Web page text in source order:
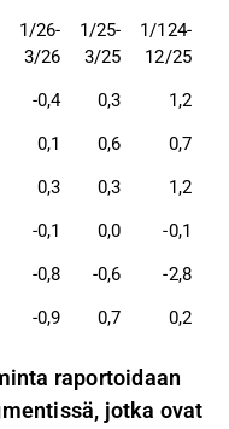
1/26-
3/26
1/25-
3/25
1/124-
12/25
-0,4 0,3
1,2
0,1 0,6
0,7
0,3 0,3
1,2
-0,1 0,0
-0,1
-0,8 -0,6
-2,8
-0,9 0,7 0,2
raportoidaan
jotka ovat